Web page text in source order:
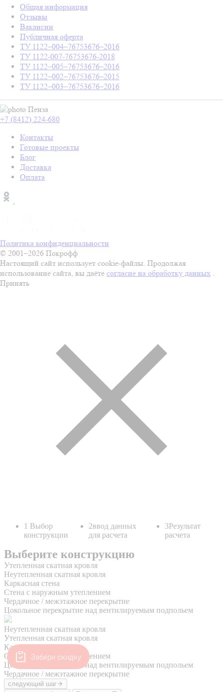
Общая информация
Отзывы
Вакансии
Публичная оферта
ТУ 1122–004–76753676–2016
ТУ 1122-007-76753676-2018
ТУ 1122–005–76753676–2016
ТУ 1122–002–76753676–2015
ТУ 1122–003–76753676–2016
Пенза
+7 (8412) 224-680
Контакты
Готовые проекты
Блог
Доставка
Оплата
Политика конфиденциальности
© 2001–2026 Покрофф
Настоящий сайт использует cookie-файлы. Продолжая
использование сайта, вы даёте согласие на обработку данных .
Принять
Забери скидку